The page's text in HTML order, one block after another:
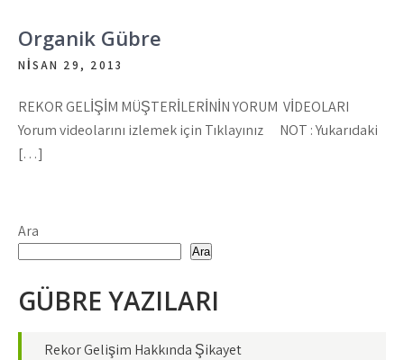
Organik Gübre
NISAN 29, 2013
REKOR GELİŞİM MÜŞTERİLERİNİN YORUM VİDEOLARI
Yorum videolarını izlemek için Tıklayınız NOT : Yukarıdaki
[…]
Ara
Ara
GÜBRE YAZILARI
Rekor Gelişim Hakkında Şikayet